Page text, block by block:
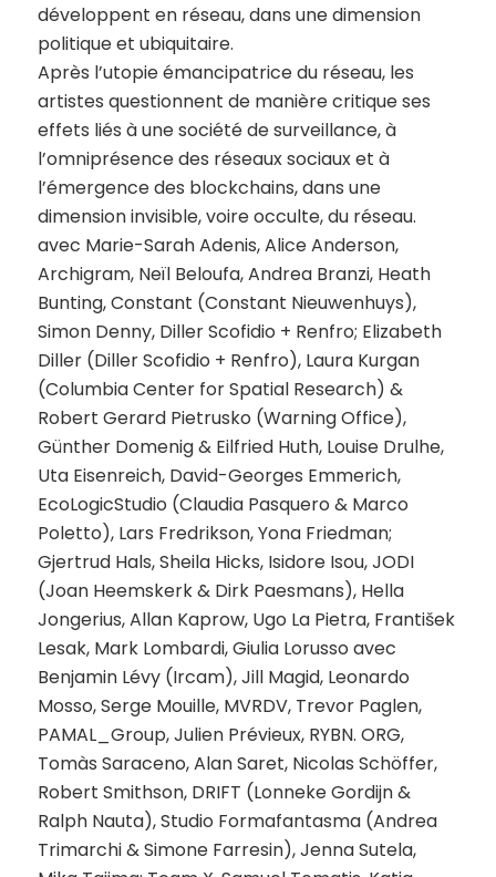
développent en réseau, dans une dimension
politique et ubiquitaire.
Après l’utopie émancipatrice du réseau, les
artistes questionnent de manière critique ses
effets liés à une société de surveillance, à
l’omniprésence des réseaux sociaux et à
l’émergence des blockchains, dans une
dimension invisible, voire occulte, du réseau.
avec Marie-Sarah Adenis, Alice Anderson,
Archigram, Neïl Beloufa, Andrea Branzi, Heath
Bunting, Constant (Constant Nieuwenhuys),
Simon Denny, Diller Scofidio + Renfro; Elizabeth
Diller (Diller Scofidio + Renfro), Laura Kurgan
(Columbia Center for Spatial Research) &
Robert Gerard Pietrusko (Warning Office),
Günther Domenig & Eilfried Huth, Louise Drulhe,
Uta Eisenreich, David-Georges Emmerich,
EcoLogicStudio (Claudia Pasquero & Marco
Poletto), Lars Fredrikson, Yona Friedman;
Gjertrud Hals, Sheila Hicks, Isidore Isou, JODI
(Joan Heemskerk & Dirk Paesmans), Hella
Jongerius, Allan Kaprow, Ugo La Pietra, František
Lesak, Mark Lombardi, Giulia Lorusso avec
Benjamin Lévy (Ircam), Jill Magid, Leonardo
Mosso, Serge Mouille, MVRDV, Trevor Paglen,
PAMAL_Group, Julien Prévieux, RYBN. ORG,
Tomàs Saraceno, Alan Saret, Nicolas Schöffer,
Robert Smithson, DRIFT (Lonneke Gordijn &
Ralph Nauta), Studio Formafantasma (Andrea
Trimarchi & Simone Farresin), Jenna Sutela,